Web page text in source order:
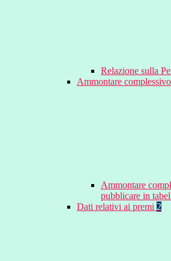
Relazione sulla
Ammontare
Ammontare
pubblicare in
Dati relativi ai premi 2